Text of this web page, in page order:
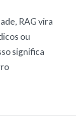
RAG vira
ou
significa